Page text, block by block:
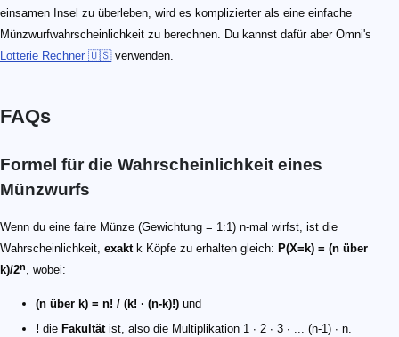
einsamen Insel zu überleben, wird es komplizierter als eine einfache
Münzwurfwahrscheinlichkeit zu berechnen. Du kannst dafür aber Omni's
Lotterie Rechner 🇺🇸verwenden.
FAQs
Formel für die Wahrscheinlichkeit eines
Münzwurfs
Wenn du eine faire Münze (Gewichtung = 1:1) n-mal wirfst, ist die
Wahrscheinlichkeit, exaktk Köpfe zu erhalten gleich: P(X=k) = (n über
k)/2n, wobei:
(n über k) = n! / (k! ∙ (n-k)!) und
! die Fakultätist, also die Multiplikation 1 ∙ 2 ∙ 3 ∙ ... (n-1) ∙ n.